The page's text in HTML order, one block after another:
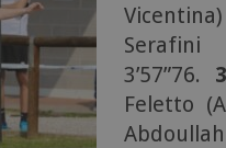
Serafini
3’57”76.
Feletto